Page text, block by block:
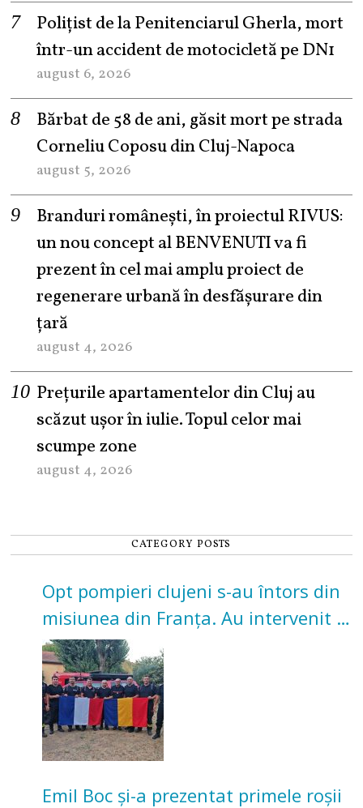
Polițist de la Penitenciarul Gherla, mort
într-un accident de motocicletă pe DN1
august 6, 2026
Bărbat de 58 de ani, găsit mort pe strada
Corneliu Coposu din Cluj-Napoca
august 5, 2026
Branduri românești, în proiectul RIVUS:
un nou concept al BENVENUTI va fi
prezent în cel mai amplu proiect de
regenerare urbană în desfășurare din
țară
august 4, 2026
Prețurile apartamentelor din Cluj au
scăzut ușor în iulie. Topul celor mai
scumpe zone
august 4, 2026
CATEGORY POSTS
Opt pompieri clujeni s-au întors din
misiunea din Franța. Au intervenit la
incendii de vegetație și pădure
Emil Boc și-a prezentat primele roșii